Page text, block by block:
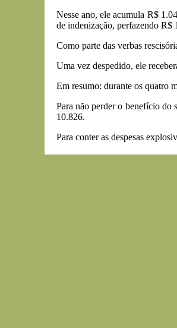
Nesse ano, ele acumula R$
de indenização, perfazendo R$
Como parte das verbas
Uma vez despedido, ele
Em resumo: durante os quatro
Para não perder o benefício do
10.826.
Para conter as despesas